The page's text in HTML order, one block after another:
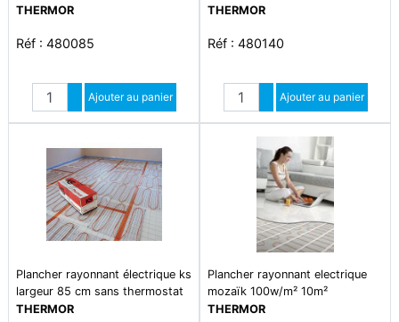
0850w
THERMOR
Réf : 480085
Quantité
Augmenter quantité
Diminuer quantité
Ajouter au panier
1170w
THERMOR
Réf : 480140
Quantité
Augmenter quantité
Diminuer quantité
Ajouter au panier
Plancher rayonnant électrique ks
largeur 85 cm sans thermostat
0975w
THERMOR
Plancher rayonnant electrique
mozaïk 100w/m² 10m²
1000watts
THERMOR